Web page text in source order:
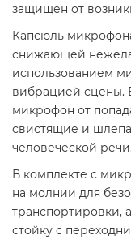
защищен от
Капсюль
снижающей
использованием
вибрацией сцены.
микрофон от
свистящие и
человеческой речи.
В комплекте с
на молнии для
транспортировки,
стойку с